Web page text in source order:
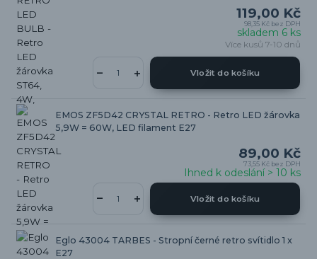
119,00 Kč
98,35 Kč bez DPH
skladem 6 ks
Více kusů 7-10 dnů
Vložit do košíku
EMOS ZF5D42 CRYSTAL RETRO - Retro LED žárovka
5,9W = 60W, LED filament E27
89,00 Kč
73,55 Kč bez DPH
Ihned k odeslání > 10 ks
Vložit do košíku
Eglo 43004 TARBES - Stropní černé retro svítidlo 1 x
E27